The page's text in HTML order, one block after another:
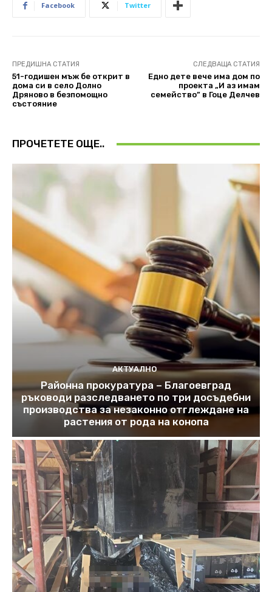
Facebook Twitter
ПРЕДИШНА СТАТИЯ
51-годишен мъж бе открит в
дома си в село Долно
Дряново в безпомощно
състояние
СЛЕДВАЩА СТАТИЯ
Едно дете вече има дом по
проекта „И аз имам
семейство” в Гоце Делчев
ПРОЧЕТЕТЕ ОЩЕ..
АКТУАЛНО
Районна прокуратура – Благоевград
ръководи разследването по три досъдебни
производства за незаконно отглеждане на
растения от рода на конопа